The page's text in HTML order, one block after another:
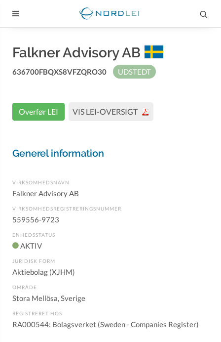
Falkner Advisory AB
636700FBQXS8VFZQRO30 UDSTEDT
Overfør LEI VIS LEI-OVERSIGT
Generel information
VIRKSOMHEDSNAVN
Falkner Advisory AB
VIRKSOMHEDSREGISTRERINGSNUMMER
559556-9723
ENHEDSSTATUS
AKTIV
JURIDISK FORM
Aktiebolag (XJHM)
OMRÅDE
Stora Mellösa, Sverige
REGISTRERET HOS
RA000544: Bolagsverket (Sweden - Companies Register)